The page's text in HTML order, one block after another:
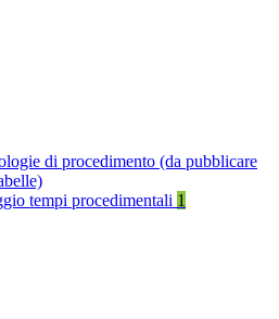
di procedimento (da pubblicare
tempi procedimentali 1